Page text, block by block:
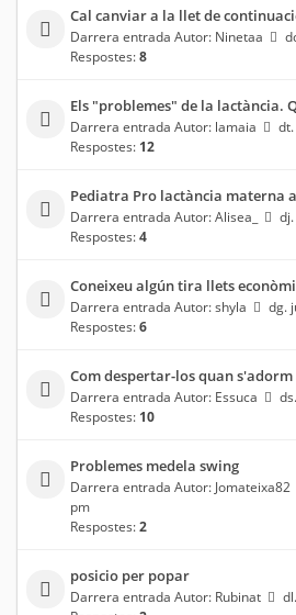
Cal canviar a la llet de
Darrera entrada Autor: Ninetaa
Respostes:8
Els "problemes" de la lactància.
Darrera entrada Autor: lamaia
Respostes: 12
Pediatra Pro lactància materna
Darrera entrada Autor:Alisea_
Respostes:4
Coneixeu algún tira llets
Darrera entrada Autor:shyla
dg.
Respostes:6
Com despertar-los quan
Darrera entrada Autor: Essuca
Respostes: 10
Problemes medela swing
Darrera entrada Autor: Jomateixa82
pm
Respostes:2
posicio per popar
Darrera entrada Autor: Rubinat